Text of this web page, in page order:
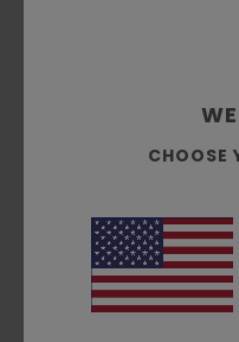
Compatible con
Composición[Tejido
Envíos y
CHOOSE